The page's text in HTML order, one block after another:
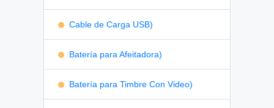
Cable de Carga USB)
Batería para Afeitadora)
Batería para Timbre Con Video)